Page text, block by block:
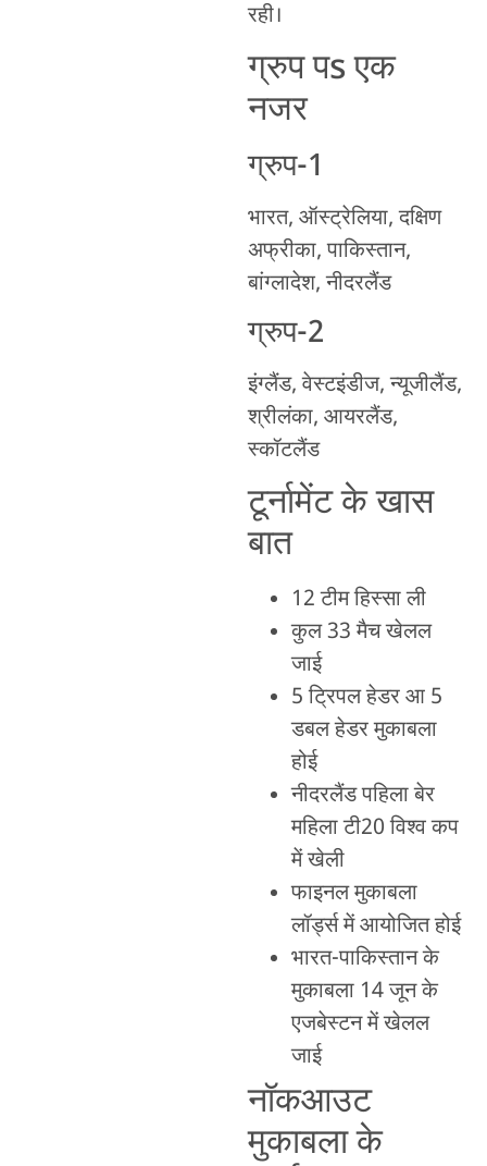
रही।
ग्रुप पs एक
नजर
ग्रुप-1
भारत, ऑस्ट्रेलिया, दक्षिण
अफ्रीका, पाकिस्तान,
बांग्लादेश, नीदरलैंड
ग्रुप-2
इंग्लैंड, वेस्टइंडीज, न्यूजीलैंड,
श्रीलंका, आयरलैंड,
स्कॉटलैंड
टूर्नामेंट के खास
बात
12 टीम हिस्सा ली
कुल 33 मैच खेलल
जाई
5 ट्रिपल हेडर आ 5
डबल हेडर मुकाबला
होई
नीदरलैंड पहिला बेर
महिला टी20 विश्व कप
में खेली
फाइनल मुकाबला
लॉर्ड्स में आयोजित होई
भारत-पाकिस्तान के
मुकाबला 14 जून के
एजबेस्टन में खेलल
जाई
नॉकआउट
मुकाबला के